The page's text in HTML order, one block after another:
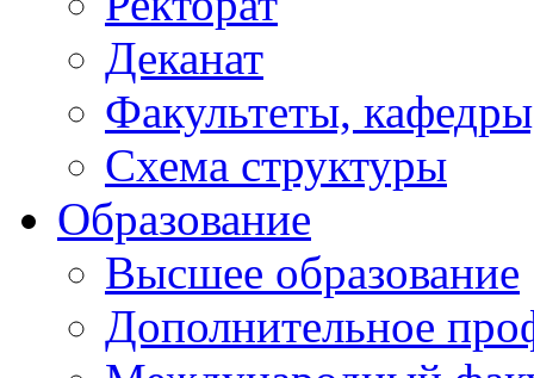
Деканат
Факультеты,
Схема структуры
Образование
Высшее образование
Дополнительное